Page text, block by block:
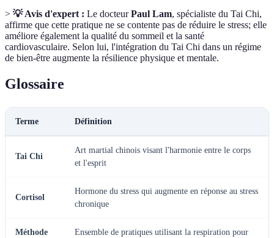
> 💡 Avis d'expert : Le docteurPaul Lam, spécialiste du Tai Chi,
affirme que cette pratique ne se contente pas de réduire le stress; elle
améliore également la qualité du sommeil et la santé
cardiovasculaire. Selon lui, l'intégration du Tai Chi dans un régime
de bien-être augmente la résilience physique et mentale.
Glossaire
Terme Définition
Tai Chi
Art martial chinois visant l'harmonie entre le corps
et l'esprit
Cortisol
Hormone du stress qui augmente en réponse au stress
chronique
Méthode
Ensemble de pratiques utilisant la respiration pour